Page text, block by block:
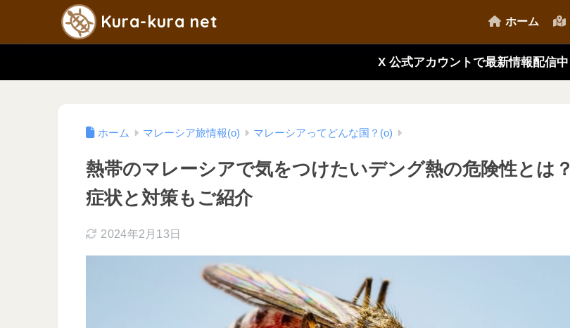
Kura-kura net ホーム
X 公式アカウントで最新情報配信中
ホーム マレーシア旅情報(o) マレーシアってどんな国？(o)
熱帯のマレーシアで気をつけたいデング熱の危険性とは？
症状と対策もご紹介
2024年2月13日